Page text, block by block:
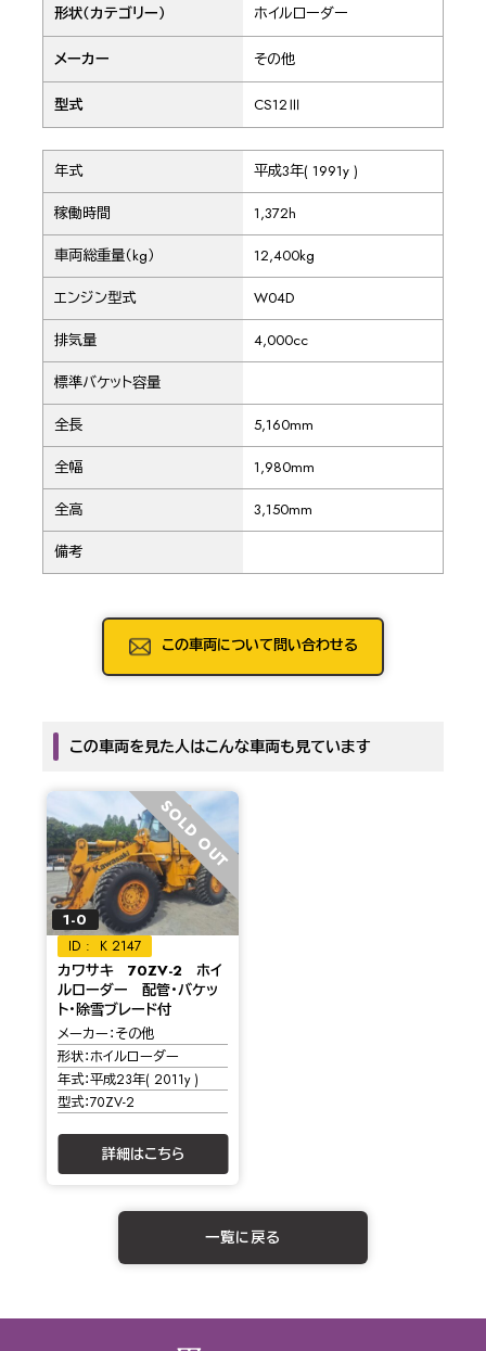
形状（カテゴリー） ホイルローダー
メーカー その他
型式 CS12Ⅲ
年式 平成3年( 1991y )
稼働時間 1,372h
車両総重量（kg） 12,400kg
エンジン型式 W04D
排気量 4,000cc
標準バケット容量
全長 5,160mm
全幅 1,980mm
全高 3,150mm
備考
この車両について問い合わせる
この車両を見た人はこんな車両も見ています
SOLD OUT
1-0
K 2147
カワサキ 70ZV-2 ホイ
ルローダー 配管・バケッ
ト・除雪ブレード付
メーカー その他
形状 ホイルローダー
年式 平成23年( 2011y )
型式 70ZV-2
詳細はこちら
一覧に戻る